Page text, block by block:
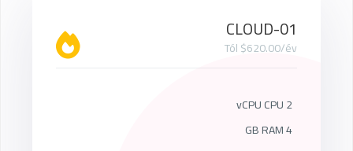
CLOUD-01
Tól $620.00/év
2 vCPU CPU
4 GB RAM